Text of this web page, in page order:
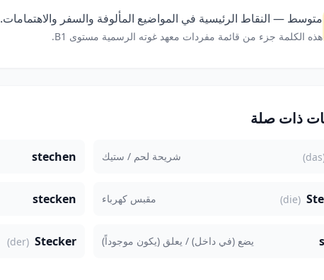
متوسط — النقاط الرئيسية في المواضيع المألوفة والسفر والاهتمامات.
هذه الكلمة جزء من قائمة مفردات معهد غوته الرسمية مستوى B1.
ذات صلة
شريحة لحم / ستيك stechen
(die) مقبس كهرباء stecken
يضع (في داخل) / يعلق (يكون موجوداً) Stecker
(der)